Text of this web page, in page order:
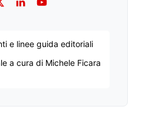
LinkedInYouTube
e linee guida editoriali
a cura di Michele Ficara